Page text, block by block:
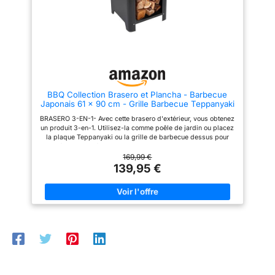
présente un design vintage et
original. Vous pourriez l'installé
conçu dans une taille compacte,
pas trop grande. Petit, léger et
facile à transporter, Le brasero
pour jardin convient également
en plein air
BBQ Collection Brasero et Plancha - Barbecue
Japonais 61 x 90 cm - Grille Barbecue Teppanyaki
Exterieur - Métal
BRASERO 3-EN-1- Avec cette brasero d'extérieur, vous obtenez
un produit 3-en-1. Utilisez-la comme poêle de jardin ou placez
la plaque Teppanyaki ou la grille de barbecue dessus pour
brasero est livré avec une plaque Teppanyaki spéciale. Le
Teppanyaki est un style de cuisson japonais où la viande et les
légumes sont grillés sur une plaque de fer sans huile ni beurre.
GRILLE BARBECUE INCLUSE - En plus d'une plaque
Teppanyaki, une grille de barbecue est également fournie que
vous placez au centre du brasero. Utilisez-la ensuite pour faire
seulement de la chaleur supplémentaire à votre espace
extérieur. ESPACE DE RANGEMENT POUR BOIS - Sous le
169,99 €
139,95 €